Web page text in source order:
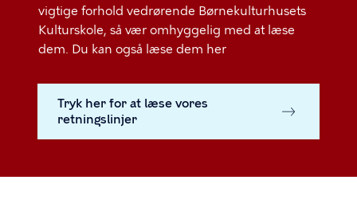
vigtige forhold vedrørende Børnekulturhusets
Kulturskole, så vær omhyggelig med at læse
dem. Du kan også læse dem her
Tryk her for at læse vores
retningslinjer